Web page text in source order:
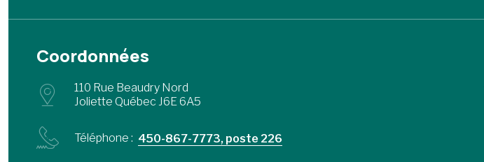
Coordonnées
110 Rue Beaudry Nord
Joliette Québec J6E 6A5
Téléphone : 450-867-7773, poste 226